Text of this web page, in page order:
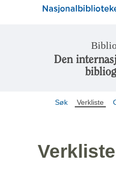
Den
Søk Verkliste
Verkliste